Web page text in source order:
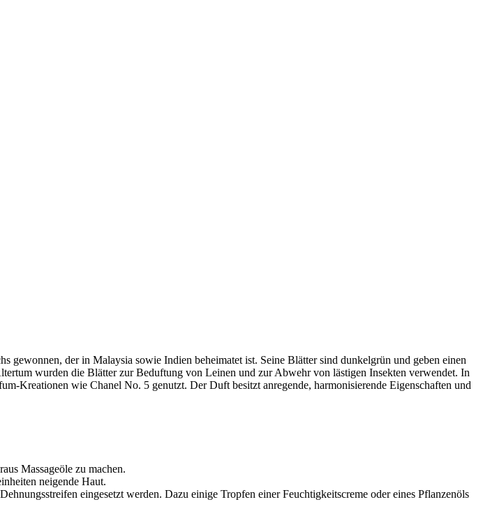
gewonnen, der in Malaysia sowie Indien beheimatet ist. Seine Blätter sind dunkelgrün und geben einen
wurden die Blätter zur Beduftung von Leinen und zur Abwehr von lästigen Insekten verwendet. In
Kreationen wie Chanel No. 5 genutzt. Der Duft besitzt anregende, harmonisierende Eigenschaften und
Massageöle zu machen.
neigende Haut.
eingesetzt werden. Dazu einige Tropfen einer Feuchtigkeitscreme oder eines Pflanzenöls